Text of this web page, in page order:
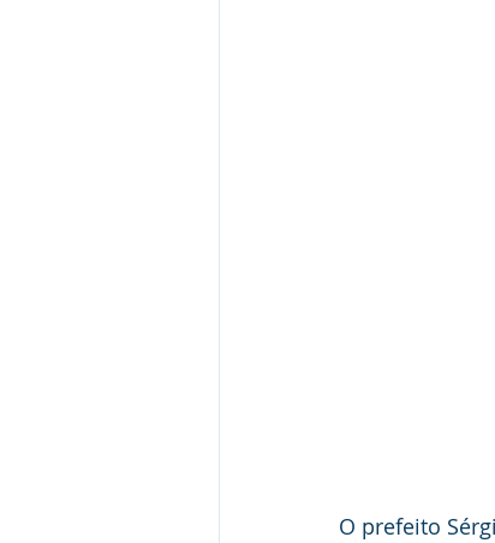
O prefeito